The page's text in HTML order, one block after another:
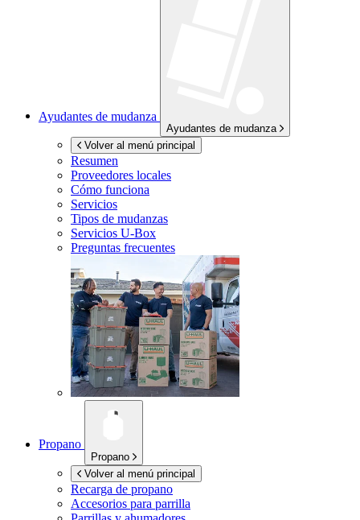
Ayudantes de mudanza
Ayudantes de mudanza
Volver al menú principal
Resumen
Proveedores locales
Cómo funciona
Servicios
Tipos de mudanzas
Servicios U-Box
Preguntas frecuentes
Propano
Propano
Volver al menú principal
Recarga de propano
Accesorios para parrilla